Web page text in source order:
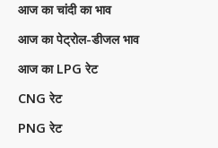
आज का चांदी का भाव
आज का पेट्रोल-डीजल भाव
आज का LPG रेट
CNG रेट
PNG रेट